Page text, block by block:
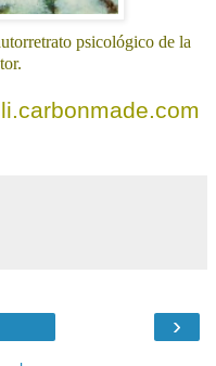
psicológico de la
›